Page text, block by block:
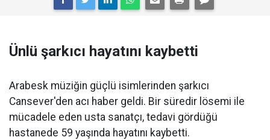
Ünlü şarkıcı hayatını kaybetti
Arabesk müziğin güçlü isimlerinden şarkıcı
Cansever'den acı haber geldi. Bir süredir lösemi ile
mücadele eden usta sanatçı, tedavi gördüğü
hastanede 59 yaşında hayatını kaybetti.